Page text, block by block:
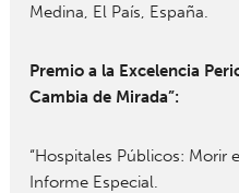
Medina, El País, España.
Premio a la Excelencia
Cambia de Mirada”:
“Hospitales Públicos: Morir
Informe Especial.